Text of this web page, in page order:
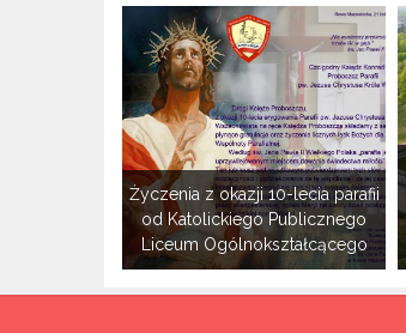
Życzenia z okazji 10-lecia parafii
od Katolickiego Publicznego
Liceum Ogólnokształcącego